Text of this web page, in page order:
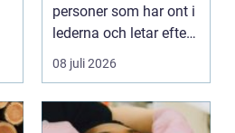
personer som har ont i
lederna och letar efter
hjälp i huv...
08 juli 2026